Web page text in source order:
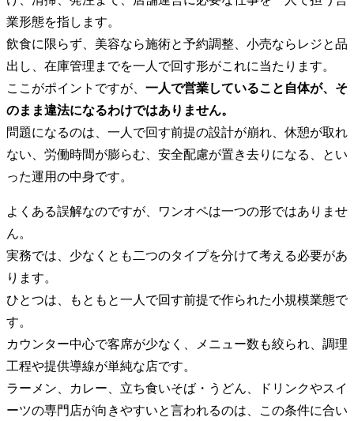
業形態を指します。
飲食に限らず、美容なら施術と予約調整、小売ならレジと品
出し、在庫管理までを一人で回す形がこれに当たります。
ここがポイントですが、 一人で営業していること自体が、そ
のまま違法になるわけではありません。
問題になるのは、一人で回す前提の設計が崩れ、休憩が取れ
ない、労働時間が膨らむ、安全配慮が置き去りになる、とい
った運用の中身です。
よくある誤解なのですが、ワンオペは一つの形ではありませ
ん。
実務では、少なくとも二つのタイプを分けて考える必要があ
ります。
ひとつは、もともと一人で回す前提で作られた小規模業態で
す。
カウンター中心で客席が少なく、メニュー数も絞られ、調理
工程や提供導線が単純な店です。
ラーメン、カレー、立ち食いそば・うどん、ドリンクやスイ
ーツの専門店が向きやすいと言われるのは、この条件に合い